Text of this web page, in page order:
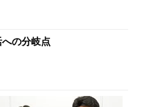
への分岐点